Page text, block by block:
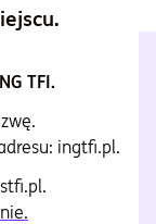
TFI.
ingtfi.pl.